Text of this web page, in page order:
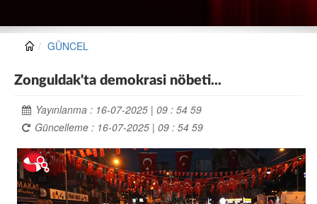
GÜNCEL
Zonguldak'ta demokrasi nöbeti...
Yayınlanma : 16-07-2025 | 09 : 54 59
Güncelleme : 16-07-2025 | 09 : 54 59